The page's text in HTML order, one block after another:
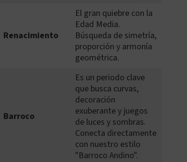
Renacimiento
El gran quiebre con la
Edad Media.
Búsqueda de simetría,
proporción y armonía
geométrica.
Barroco
Es un periodo clave
que busca curvas,
decoración
exuberante y juegos
de luces y sombras.
Conecta directamente
con nuestro estilo
"Barroco Andino".